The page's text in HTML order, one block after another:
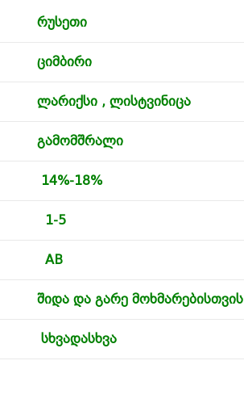
რუსეთი
ციმბირი
ლარიქსი , ლისტვინიცა
გამომშრალი
14%-18%
1-5
AB
შიდა და გარე მოხმარებისთვის
სხვადასხვა